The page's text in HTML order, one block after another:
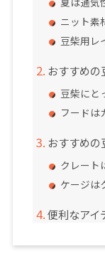
ニット素
豆柴用レ
おすすめの
豆柴にと
フードは
おすすめの
クレート
ケージは
便利なアイ